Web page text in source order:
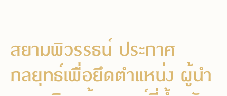
สยามพิวรรธน์ ประกาศ
กลยุทธ์เพื่อยึดตำแหน่ง ผู้นำ